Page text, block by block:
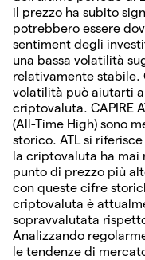
il prezzo ha subito
potrebbero essere
sentiment degli
una bassa volatilità
relativamente stabile.
volatilità può aiutarti
criptovaluta. CAPIRE
(All-Time High) sono
storico. ATL si
la criptovaluta ha mai
punto di prezzo più
con queste cifre
criptovaluta è
sopravvalutata
Analizzando
le tendenze di